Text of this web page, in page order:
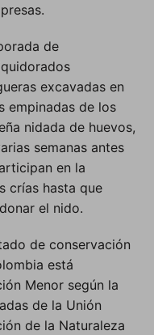
de
excavadas en
empinadas de los
nidada de huevos,
semanas antes
en la
crías hasta que
el nido.
de conservación
está
Menor según la
de la Unión
de la Naturaleza